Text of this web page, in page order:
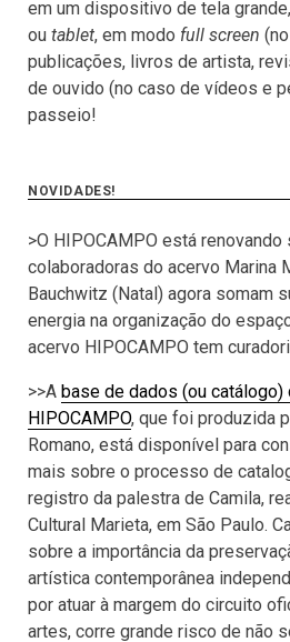
em um dispositivo de tela
ou tablet, em modo full screen
publicações, livros de artista,
de ouvido (no caso de vídeos e
passeio!
NOVIDADES!
>O HIPOCAMPO está
colaboradoras do acervo Marina
Bauchwitz (Natal) agora somam
energia na organização do
acervo HIPOCAMPO tem
>>A base de dados (ou catálogo)
HIPOCAMPO, que foi produzida
Romano, está disponível para
mais sobre o processo de
registro da palestra de Camila,
Cultural Marieta, em São Paulo.
sobre a importância da
artística contemporânea
por atuar à margem do circuito
artes, corre grande risco de não